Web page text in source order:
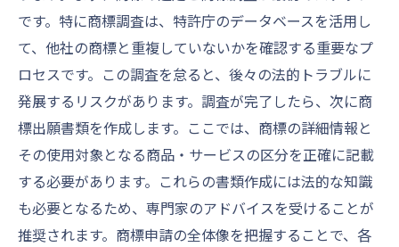
商標審査での重要なチェックポイント
商標審査における一般的な問題と解決法
商標審査をスムーズに進めるためのヒント
商標審査通過のための事前準備
商標審査中に注意すべき事項
商標登録の成功に必要な準備と心構え
商標登録成功のための基本的な心構え
商標登録に向けた戦略的な準備
です。特に商標調査は、特許庁のデータベースを活用し
て、他社の商標と重複していないかを確認する重要なプ
ロセスです。この調査を怠ると、後々の法的トラブルに
発展するリスクがあります。調査が完了したら、次に商
標出願書類を作成します。ここでは、商標の詳細情報と
その使用対象となる商品・サービスの区分を正確に記載
する必要があります。これらの書類作成には法的な知識
も必要となるため、専門家のアドバイスを受けることが
推奨されます。商標申請の全体像を把握することで、各